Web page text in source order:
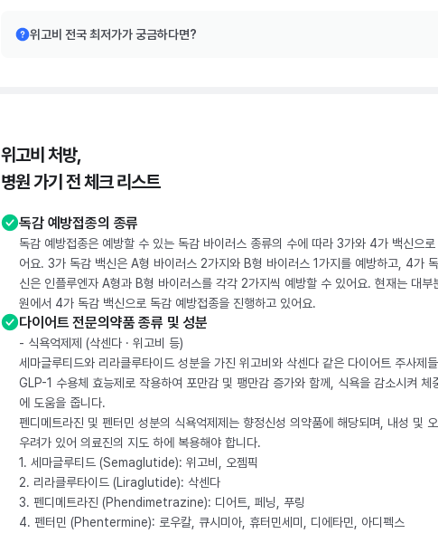
위고비 전국 최저가가 궁금하다면?
위고비 처방,
병원 가기 전 체크 리스트
독감 예방접종의 종류
독감 예방접종은 예방할 수 있는 독감 바이러스 종류의 수에 따라 3가와 4가 백신으로
어요. 3가 독감 백신은 A형 바이러스 2가지와 B형 바이러스 1가지를 예방하고, 4가
신은 인플루엔자 A형과 B형 바이러스를 각각 2가지씩 예방할 수 있어요. 현재는 대부
원에서 4가 독감 백신으로 독감 예방접종을 진행하고 있어요.
다이어트 전문의약품 종류 및 성분
- 식욕억제제 (삭센다 · 위고비 등)
세마글루티드와 리라클루타이드 성분을 가진 위고비와 삭센다 같은 다이어트 주사제
GLP-1 수용체 효능제로 작용하여 포만감 및 팽만감 증가와 함께, 식욕을 감소시켜 체
에 도움을 줍니다.
펜디메트라진 및 펜터민 성분의 식욕억제제는 향정신성 의약품에 해당되며, 내성 및
우려가 있어 의료진의 지도 하에 복용해야 합니다.
1. 세마글루티드 (Semaglutide): 위고비, 오젬픽
2. 리라클루타이드 (Liraglutide): 삭센다
3. 펜디메트라진 (Phendimetrazine): 디어트, 페닝, 푸링
4. 펜터민 (Phentermine): 로우칼, 큐시미아, 휴터민세미, 디에타민, 아디펙스